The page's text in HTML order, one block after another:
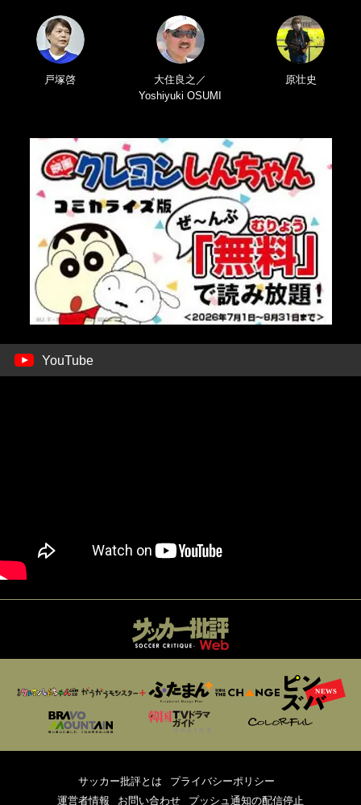
戸塚啓
大住良之／
Yoshiyuki OSUMI
原壮史
YouTube
サッカー批評とは
プライバシーポリシー
運営者情報
お問い合わせ プッシュ通知の配信停止